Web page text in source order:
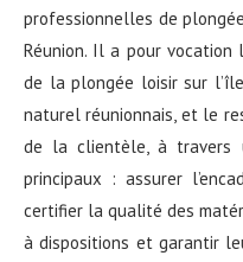
professionnelles de
Réunion. Il a pour
de la plongée loisir sur
naturel réunionnais, et le
de la clientèle, à travers
principaux : assurer
certifier la qualité des
à dispositions et garantir